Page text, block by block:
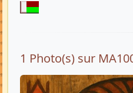
1 Photo(s) sur